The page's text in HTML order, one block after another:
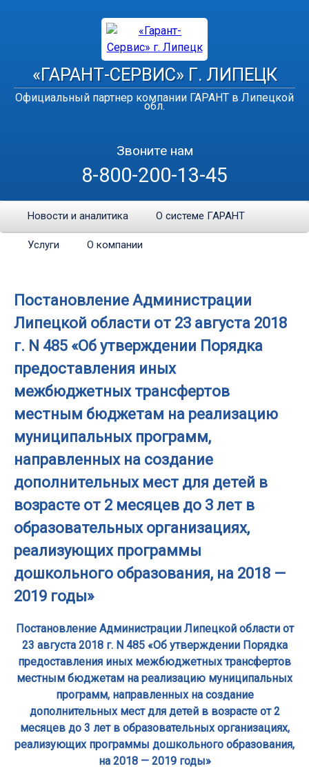
«ГАРАНТ-СЕРВИС» Г. ЛИПЕЦК
Официальный партнер компании ГАРАНТ в Липецкой
обл.
Звоните нам
8-800-200-13-45
Новости и аналитика О системе ГАРАНТ
Услуги О компании
Постановление Администрации
Липецкой области от 23 августа 2018
г. N 485 «Об утверждении Порядка
предоставления иных
межбюджетных трансфертов
местным бюджетам на реализацию
муниципальных программ,
направленных на создание
дополнительных мест для детей в
возрасте от 2 месяцев до 3 лет в
образовательных организациях,
реализующих программы
дошкольного образования, на 2018 —
2019 годы»
Постановление Администрации Липецкой области от
23 августа 2018 г. N 485 «Об утверждении Порядка
предоставления иных межбюджетных трансфертов
местным бюджетам на реализацию муниципальных
программ, направленных на создание
дополнительных мест для детей в возрасте от 2
месяцев до 3 лет в образовательных организациях,
реализующих программы дошкольного образования,
на 2018 — 2019 годы»